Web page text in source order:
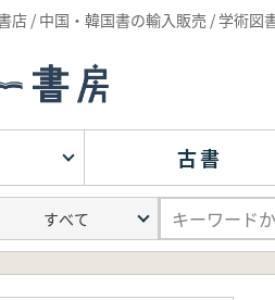
店 / 中国・韓国書の輸入販売 / 学術図
古書